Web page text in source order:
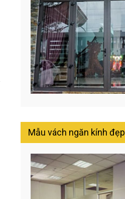
Mẫu vách ngăn kính đẹp